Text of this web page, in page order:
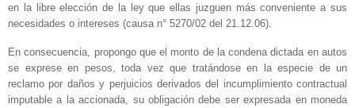
en la libre elección de la ley que ellas juzguen más conveniente a sus
necesidades o intereses (causa n° 5270/02 del 21.12.06).
En consecuencia, propongo que el monto de la condena dictada en autos
se exprese en pesos, toda vez que tratándose en la especie de un
reclamo por daños y perjuicios derivados del incumplimiento contractual
imputable a la accionada, su obligación debe ser expresada en moneda